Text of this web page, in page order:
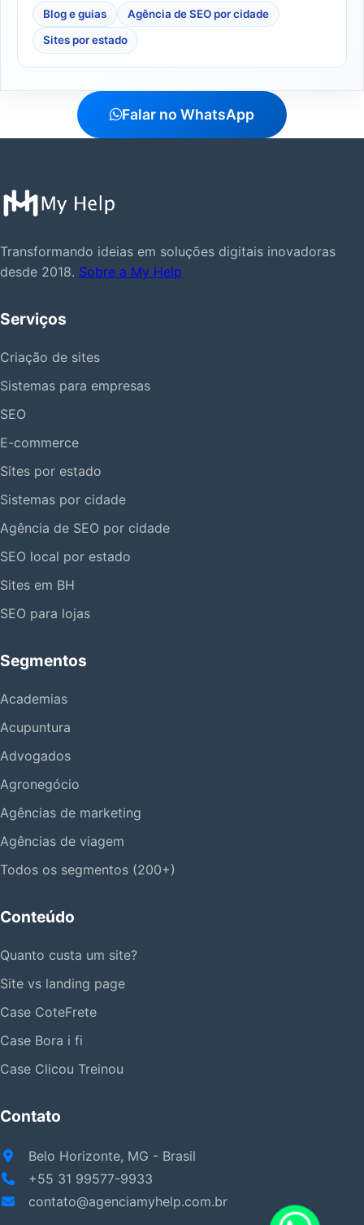
Blog e guias Agência de SEO por cidade
Sites por estado
Falar no WhatsApp
Transformando ideias em soluções digitais inovadoras
desde 2018. Sobre a My Help
Serviços
Criação de sites
Sistemas para empresas
SEO
E-commerce
Sites por estado
Sistemas por cidade
Agência de SEO por cidade
SEO local por estado
Sites em BH
SEO para lojas
Segmentos
Academias
Acupuntura
Advogados
Agronegócio
Agências de marketing
Agências de viagem
Todos os segmentos (200+)
Conteúdo
Quanto custa um site?
Site vs landing page
Case CoteFrete
Case Bora i fi
Case Clicou Treinou
Contato
Belo Horizonte, MG - Brasil
+55 31 99577-9933
contato@agenciamyhelp.com.br